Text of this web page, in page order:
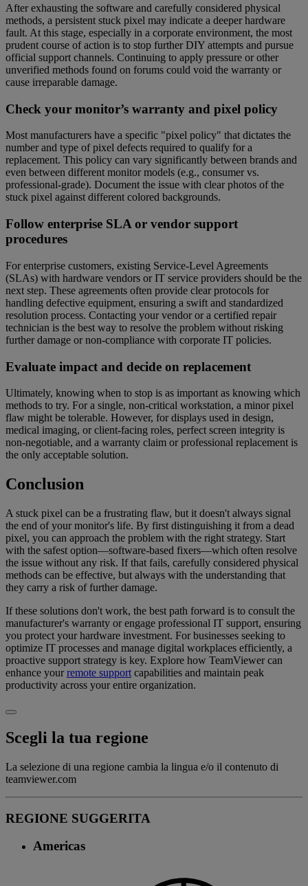
After exhausting the software and carefully considered physical
methods, a persistent stuck pixel may indicate a deeper hardware
fault. At this stage, especially in a corporate environment, the most
prudent course of action is to stop further DIY attempts and pursue
official support channels. Continuing to apply pressure or other
unverified methods found on forums could void the warranty or
cause irreparable damage.
Check your monitor’s warranty and pixel policy
Most manufacturers have a specific "pixel policy" that dictates the
number and type of pixel defects required to qualify for a
replacement. This policy can vary significantly between brands and
even between different monitor models (e.g., consumer vs.
professional-grade). Document the issue with clear photos of the
stuck pixel against different colored backgrounds.
Follow enterprise SLA or vendor support
procedures
For enterprise customers, existing Service-Level Agreements
(SLAs) with hardware vendors or IT service providers should be the
next step. These agreements often provide clear protocols for
handling defective equipment, ensuring a swift and standardized
resolution process. Contacting your vendor or a certified repair
technician is the best way to resolve the problem without risking
further damage or non-compliance with corporate IT policies.
Evaluate impact and decide on replacement
Ultimately, knowing when to stop is as important as knowing which
methods to try. For a single, non-critical workstation, a minor pixel
flaw might be tolerable. However, for displays used in design,
medical imaging, or client-facing roles, perfect screen integrity is
non-negotiable, and a warranty claim or professional replacement is
the only acceptable solution.
Conclusion
A stuck pixel can be a frustrating flaw, but it doesn't always signal
the end of your monitor's life. By first distinguishing it from a dead
pixel, you can approach the problem with the right strategy. Start
with the safest option—software-based fixers—which often resolve
the issue without any risk. If that fails, carefully considered physical
methods can be effective, but always with the understanding that
they carry a risk of further damage.
If these solutions don't work, the best path forward is to consult the
manufacturer's warranty or engage professional IT support, ensuring
you protect your hardware investment. For businesses seeking to
optimize IT processes and manage digital workplaces efficiently, a
proactive support strategy is key. Explore how TeamViewer can
enhance yourremote support capabilities and maintain peak
productivity across your entire organization.
Scegli la tua regione
La selezione di una regione cambia la lingua e/o il contenuto di
teamviewer.com
REGIONE SUGGERITA
Americas